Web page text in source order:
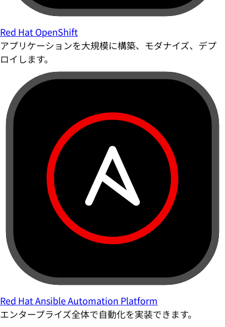
Red Hat OpenShift
アプリケーションを大規模に構築、モダナイズ、デプ
ロイします。
Red Hat Ansible Automation Platform
エンタープライズ全体で自動化を実装できます。